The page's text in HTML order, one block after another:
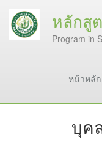
หลักสู
Program in
หน้าหลัก
บุค